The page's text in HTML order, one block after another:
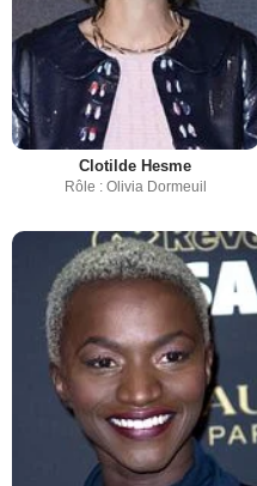
Clotilde Hesme
Rôle : Olivia Dormeuil